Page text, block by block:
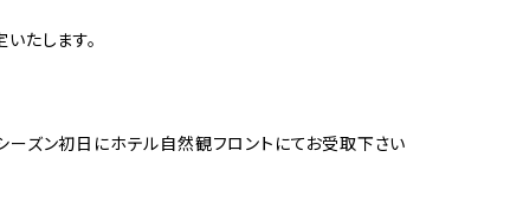
たします。
ーズン初日にホテル自然観フロントにてお受取下さい